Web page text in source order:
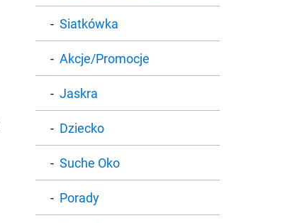
Siatkówka
Akcje/Promocje
Jaskra
Dziecko
Suche Oko
Porady